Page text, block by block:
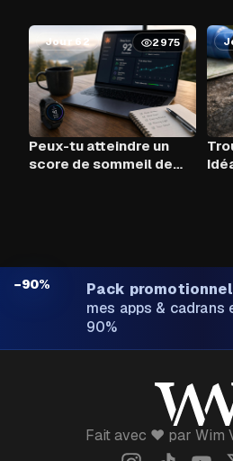
Jour 62 2975
Peux-tu atteindre un
score de sommeil de
−90% Pack promotionnel
mes apps &
90%
Fait avec ❤️ par Wim